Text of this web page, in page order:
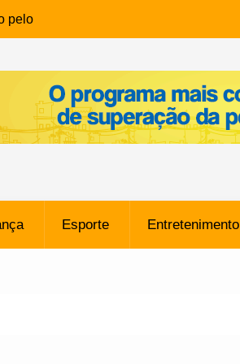
pelo
de
14
do
Esporte Entretenimento